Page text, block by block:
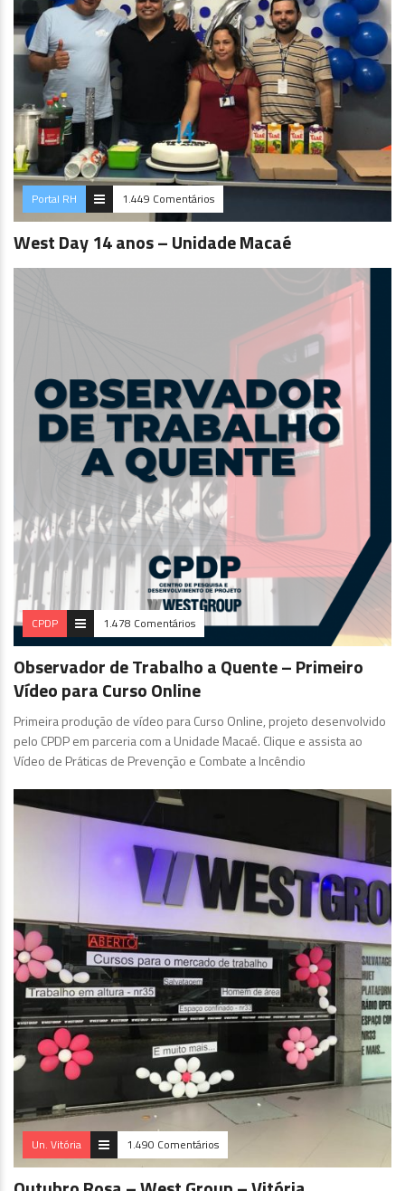
Portal RH 1.449 Comentários
West Day 14 anos – Unidade Macaé
CPDP 1.478 Comentários
Observador de Trabalho a Quente – Primeiro
Vídeo para Curso Online
Primeira produção de vídeo para Curso Online, projeto desenvolvido
pelo CPDP em parceria com a Unidade Macaé. Clique e assista ao
Vídeo de Práticas de Prevenção e Combate a Incêndio
Un. Vitória 1.490 Comentários